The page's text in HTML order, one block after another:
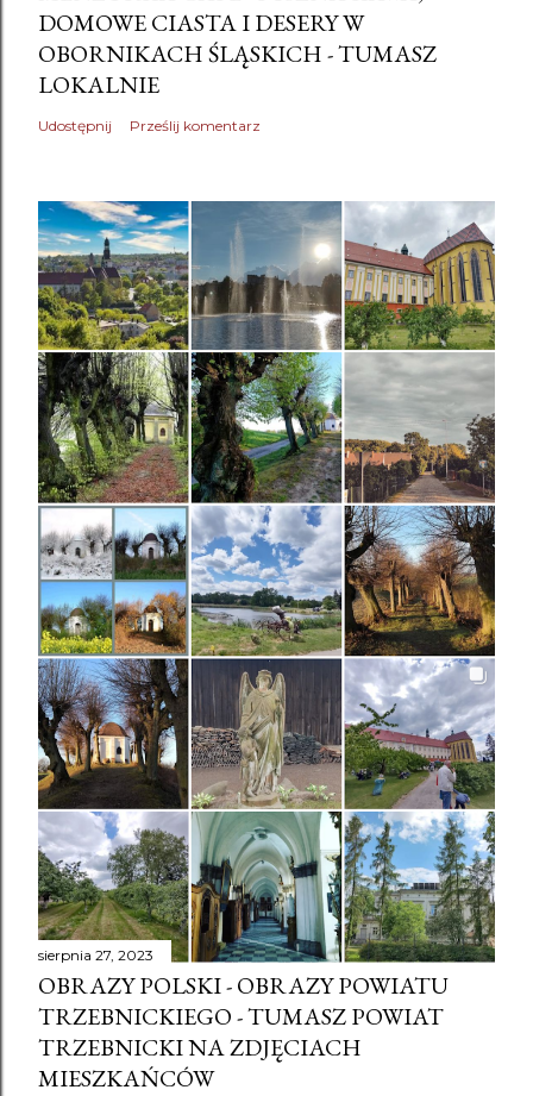
DOMOWE CIASTA I DESERY W
OBORNIKACH ŚLĄSKICH - TUMASZ
LOKALNIE
Udostępnij Prześlij komentarz
sierpnia 27, 2023
OBRAZY POLSKI - OBRAZY POWIATU
TRZEBNICKIEGO - TUMASZ POWIAT
TRZEBNICKI NA ZDJĘCIACH
MIESZKAŃCÓW